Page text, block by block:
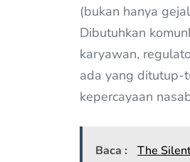
(bukan hanya
Dibutuhkan
karyawan,
ada yang ditutup-
kepercayaan
Baca : The